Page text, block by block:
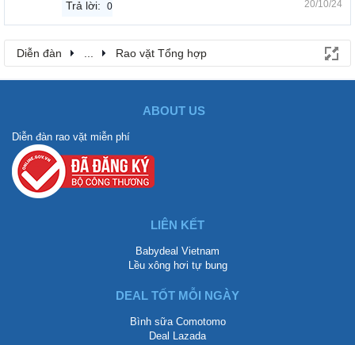
Trả lời: 0 20/10/24
Diễn đàn ... Rao vặt Tổng hợp
ABOUT US
Diễn đàn rao vặt miễn phí
LIÊN KẾT
Babydeal Vietnam
Lều xông hơi tự bung
DEAL TỐT MỖI NGÀY
Bình sữa Comotomo
Deal Lazada